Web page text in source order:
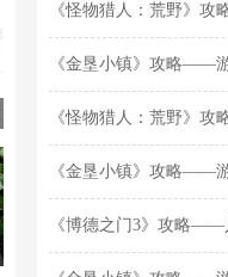
《怪物猎人：荒野》
《金垦小镇》攻略——
《怪物猎人：荒野》
《金垦小镇》攻略——
《博德之门3》攻略——